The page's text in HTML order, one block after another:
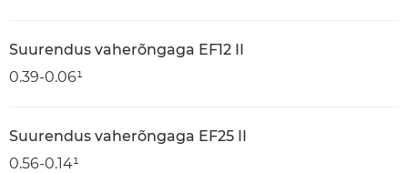
Suurendus vaherõngaga EF12 II
0.39-0.06¹
Suurendus vaherõngaga EF25 II
0.56-0.14¹